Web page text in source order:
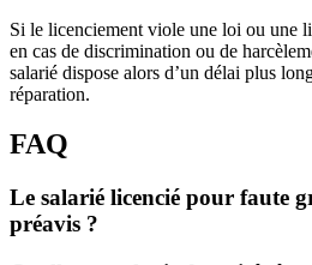
Si le licenciement viole une loi ou une
en cas de discrimination ou de
salarié dispose alors d’un délai plus
réparation.
FAQ
Le salarié licencié pour faute
préavis ?